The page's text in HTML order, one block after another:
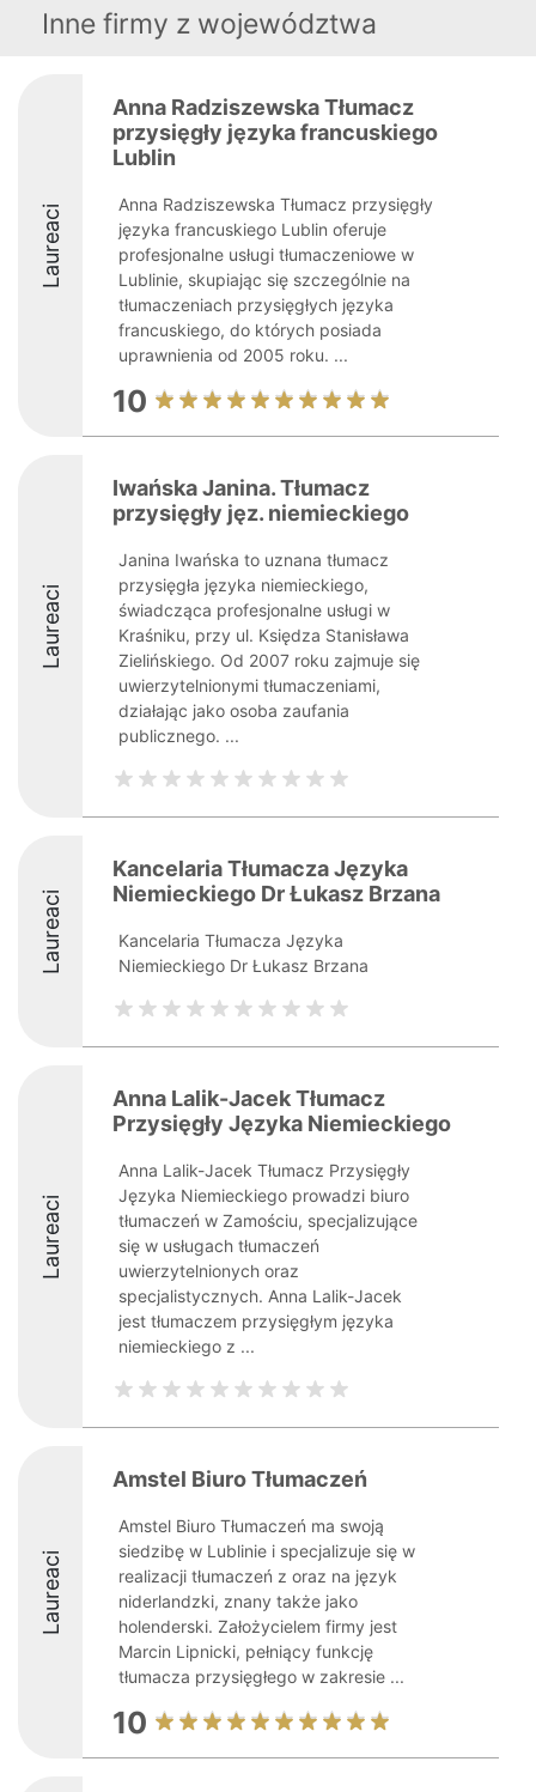
Inne firmy z województwa
Laureaci
Anna Radziszewska Tłumacz
przysięgły języka francuskiego
Lublin
Anna Radziszewska Tłumacz przysięgły
języka francuskiego Lublin oferuje
profesjonalne usługi tłumaczeniowe w
Lublinie, skupiając się szczególnie na
tłumaczeniach przysięgłych języka
francuskiego, do których posiada
uprawnienia od 2005 roku. ...
10
Laureaci
Iwańska Janina. Tłumacz
przysięgły jęz. niemieckiego
Janina Iwańska to uznana tłumacz
przysięgła języka niemieckiego,
świadcząca profesjonalne usługi w
Kraśniku, przy ul. Księdza Stanisława
Zielińskiego. Od 2007 roku zajmuje się
uwierzytelnionymi tłumaczeniami,
działając jako osoba zaufania
publicznego. ...
Laureaci
Kancelaria Tłumacza Języka
Niemieckiego Dr Łukasz Brzana
Kancelaria Tłumacza Języka
Niemieckiego Dr Łukasz Brzana
Laureaci
Anna Lalik-Jacek Tłumacz
Przysięgły Języka Niemieckiego
Anna Lalik-Jacek Tłumacz Przysięgły
Języka Niemieckiego prowadzi biuro
tłumaczeń w Zamościu, specjalizujące
się w usługach tłumaczeń
uwierzytelnionych oraz
specjalistycznych. Anna Lalik-Jacek
jest tłumaczem przysięgłym języka
niemieckiego z ...
Laureaci
Amstel Biuro Tłumaczeń
Amstel Biuro Tłumaczeń ma swoją
siedzibę w Lublinie i specjalizuje się w
realizacji tłumaczeń z oraz na język
niderlandzki, znany także jako
holenderski. Założycielem firmy jest
Marcin Lipnicki, pełniący funkcję
tłumacza przysięgłego w zakresie ...
10